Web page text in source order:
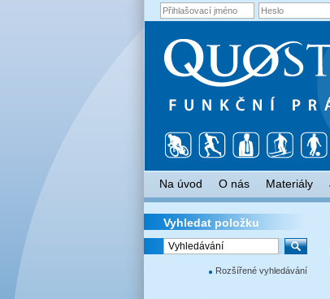
Vyhledat položku
Rozšířené vyhledávání
Na úvod O nás Materiály